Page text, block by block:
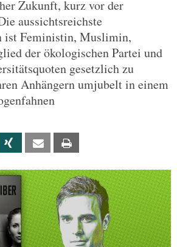
Zukunft, kurz vor der
aussichtsreichste
ist Feministin, Muslimin,
der ökologischen Partei und
gesetzlich zu
Anhängern umjubelt in einem
Xing Email